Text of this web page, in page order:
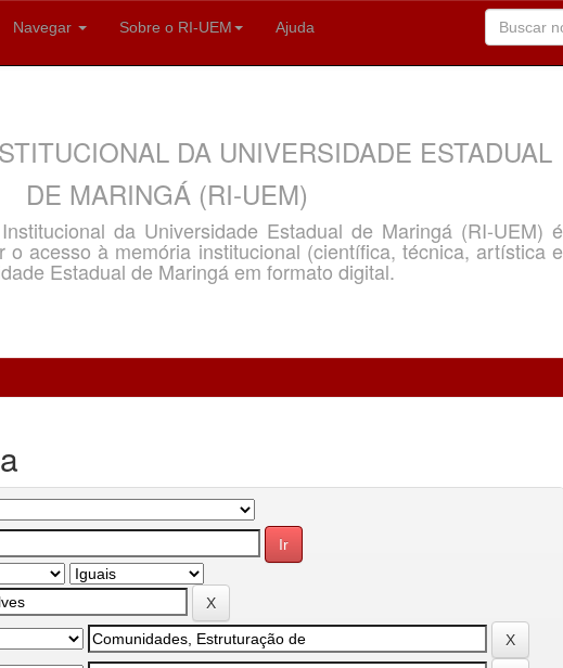
Navegar Sobre o RI-UEM Ajuda
DA UNIVERSIDADE ESTADUAL
DE MARINGÁ (RI-UEM)
da Universidade Estadual de Maringá (RI-UEM) é
o acesso à memória institucional (científica, técnica, artística e
Estadual de Maringá em formato digital.